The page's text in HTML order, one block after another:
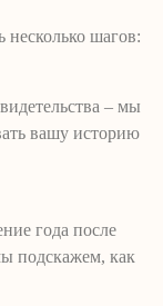
шагов:
– мы
вашу историю
года после
подскажем, как